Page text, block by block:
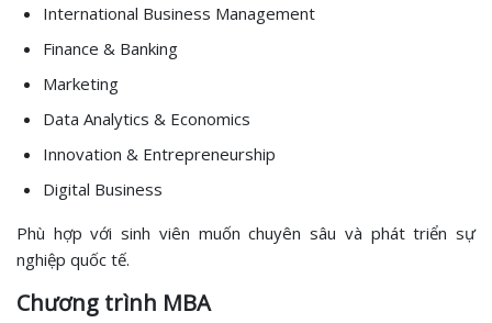
International Business Management
Finance & Banking
Marketing
Data Analytics & Economics
Innovation & Entrepreneurship
Digital Business
Phù hợp với sinh viên muốn chuyên sâu và phát triển sự
nghiệp quốc tế.
Chương trình MBA